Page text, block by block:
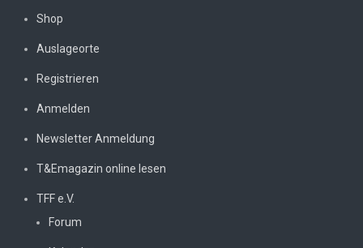
Shop
Auslageorte
Registrieren
Anmelden
Newsletter Anmeldung
T&Emagazin online lesen
TFF e.V.
Forum